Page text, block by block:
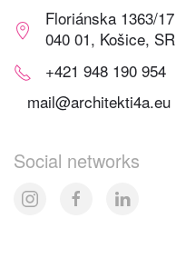
Floriánska 1363/17
040 01, Košice, SR
+421 948 190 954
mail@architekti4a.eu
Social networks